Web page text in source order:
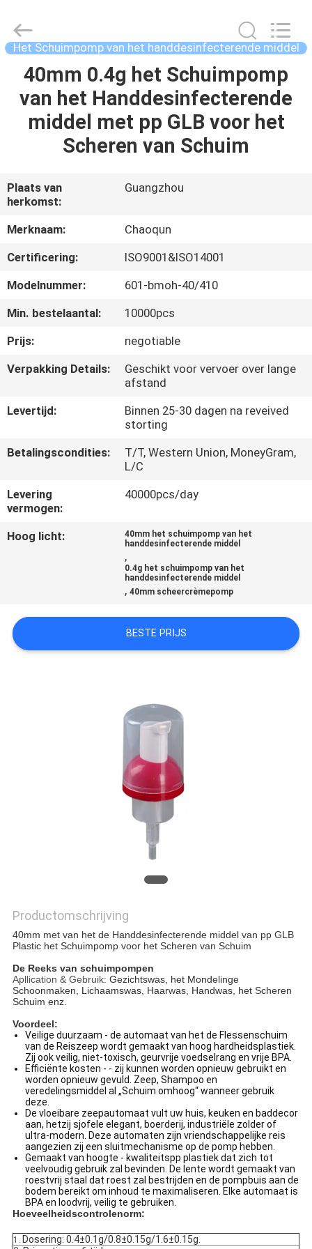
HUIS
PRODUCTEN
ONS
FABRIEKSREIS
KWALITEITSCONTROLE
CONTACTEER
ONS
PRIVACY
POLICY
All
Rights
Reserved.
Het Schuimpomp van het handdesinfecterende middel
40mm 0.4g het Schuimpomp
van het Handdesinfecterende
middel met pp GLB voor het
Scheren van Schuim
Plaats van
herkomst:
Guangzhou
Merknaam:
Chaoqun
Certificering:
ISO9001&ISO14001
Modelnummer:
601-bmoh-40/410
Min. bestelaantal:
10000pcs
Prijs:
negotiable
Verpakking Details:
Geschikt voor vervoer over lange
afstand
Levertijd:
Binnen 25-30 dagen na reveived
storting
Betalingscondities:
T/T, Western Union, MoneyGram,
L/C
Levering
vermogen:
40000pcs/day
Hoog licht:
40mm het schuimpomp van het
handdesinfecterende middel
,
0.4g het schuimpomp van het
handdesinfecterende middel
,40mm scheercrèmepomp
BESTE PRIJS
Productomschrijving
40mm met van het de Handdesinfecterende middel van pp GLB
Plastic het Schuimpomp voor het Scheren van Schuim
De Reeks van schuimpompen
Apllication & Gebruik: Gezichtswas, het Mondelinge
Schoonmaken, Lichaamswas, Haarwas, Handwas, het Scheren
Schuim enz.
Voordeel:
Veilige duurzaam - de automaat van het de Flessenschuim
van de Reiszeep wordt gemaakt van hoog hardheidsplastiek.
Zij ook veilig, niet-toxisch, geurvrije voedselrang en vrije BPA.
Efficiënte kosten - - zij kunnen worden opnieuw gebruikt en
worden opnieuw gevuld. Zeep, Shampoo en
veredelingsmiddel al „Schuim omhoog“ wanneer gebruik
deze.
De vloeibare zeepautomaat vult uw huis, keuken en baddecor
aan, hetzij sjofele elegant, boerderij, industriële zolder of
ultra-modern. Deze automaten zijn vriendschappelijke reis
aangezien zij een sluitmechanisme op de pomp hebben.
Gemaakt van hoogte - kwaliteitspp plastiek dat zich tot
veelvoudig gebruik zal bevinden. De lente wordt gemaakt van
roestvrij staal dat roest zal bestrijden en de pompbuis aan de
bodem bereikt om inhoud te maximaliseren. Elke automaat is
BPA en loodvrij, veilig te gebruiken.
Hoeveelheidscontrolenorm:
1. Dosering: 0.4±0.1g/0.8±0.15g/1.6±0.15g.